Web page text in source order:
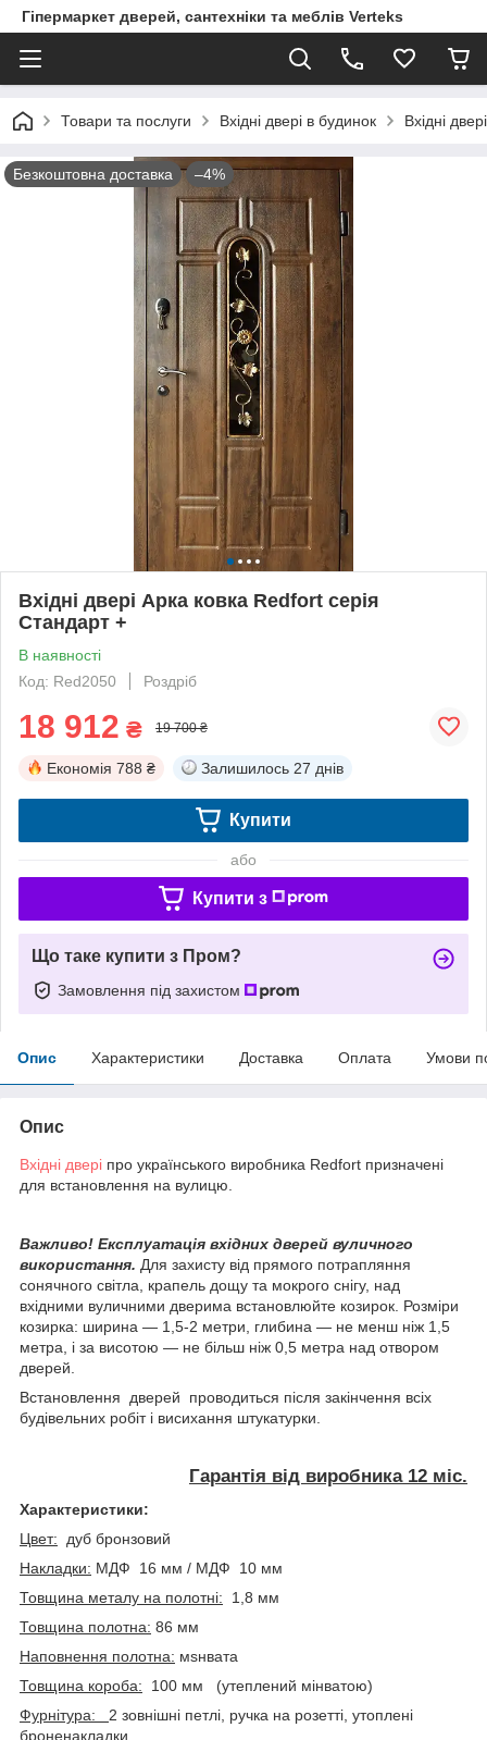
Гіпермаркет дверей, сантехніки та меблів Verteks
Товари та послуги Вхідні двері в будинок Вхідні
Безкоштовна доставка –4%
Вхідні двері Арка ковка Redfort серія
Стандарт +
В наявності
Код: Red2050
Роздріб
18 912 ₴ 19 700 ₴
Економія 788 ₴ Залишилось 27 днів
Купити
або
Купити з
Що таке купити з Пром?
Замовлення під захистом
Опис Характеристики Доставка Оплата Умови
Опис
Вхідні двері про українського виробника Redfort призначені
для встановлення на вулицю.
Важливо! Експлуатація вхідних дверей вуличного
використання. Для захисту від прямого потрапляння
сонячного світла, крапель дощу та мокрого снігу, над
вхідними вуличними дверима встановлюйте козирок. Розміри
козирка: ширина — 1,5-2 метри, глибина — не менш ніж 1,5
метра, і за висотою — не більш ніж 0,5 метра над отвором
дверей.
Встановлення дверей проводиться після закінчення всіх
будівельних робіт і висихання штукатурки.
Гарантія від виробника 12 міс.
Характеристики:
Цвет: дуб бронзовий
Накладки: МДФ 16 мм / МДФ 10 мм
Товщина металу на полотні: 1,8 мм
Товщина полотна: 86 мм
Наповнення полотна: мsнвата
Товщина короба: 100 мм (утеплений мінватою)
Фурнітура: 2 зовнішні петлі, ручка на розетті, утоплені
броненакладки